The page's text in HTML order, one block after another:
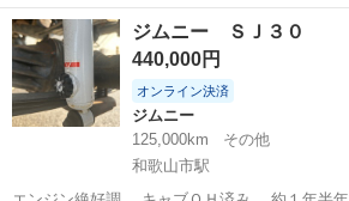
ダー サイドステップ その他多数
和歌山 田辺市
ジムニー ＳＪ３０
440,000円
オンライン決済
ジムニー
125,000km
その他
和歌山市駅